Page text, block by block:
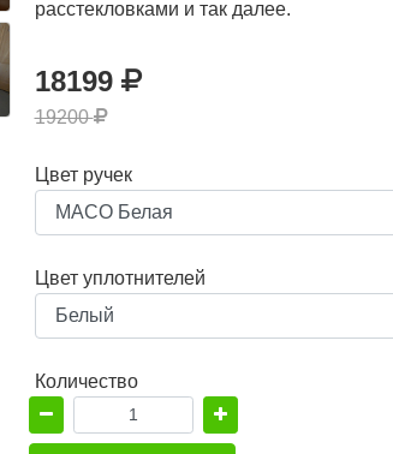
расстекловками и так далее.
18199
19200
Цвет ручек
Цвет уплотнителей
Количество